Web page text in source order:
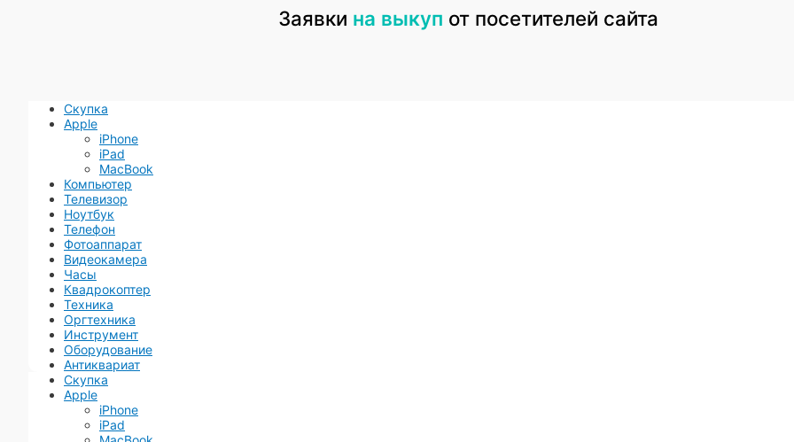
годности давно, главное, чтобы стройматериалы были новыми и в большом количестве. Оценку мы проведем
работы эксперта отправим вам на электронную почту или выдадим в распечатанном виде. За безопасность и
Заявки на выкуп от посетителей сайта
Скупка
Apple
iPhone
iPad
MacBook
Компьютер
Телевизор
Ноутбук
Телефон
Фотоаппарат
Видеокамера
Часы
Квадрокоптер
Техника
Оргтехника
Инструмент
Оборудование
Антиквариат
Скупка
Apple
iPhone
iPad